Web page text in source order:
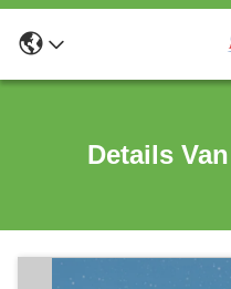
Details